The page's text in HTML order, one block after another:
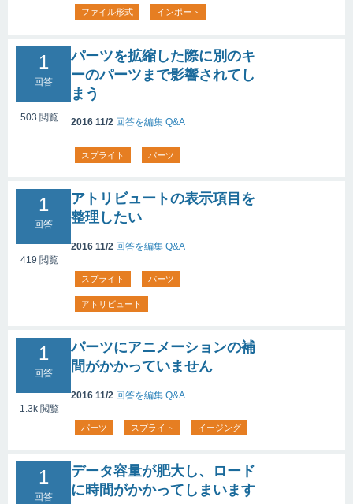
ファイル形式 インポート
1
回答
503 閲覧
パーツを拡縮した際に別のキ
ーのパーツまで影響されてし
まう
2016 11/2 回答を編集 Q&A
スプライト パーツ
1
回答
419 閲覧
アトリビュートの表示項目を
整理したい
2016 11/2 回答を編集 Q&A
スプライト パーツ
アトリビュート
1
回答
1.3k 閲覧
パーツにアニメーションの補
間がかかっていません
2016 11/2 回答を編集 Q&A
パーツ スプライト イージング
1
回答
データ容量が肥大し、ロード
に時間がかかってしまいます